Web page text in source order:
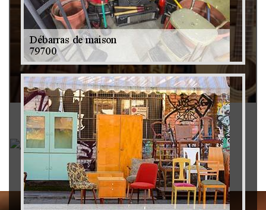
Rachat instrument de musique 79
Achat antiquité 79